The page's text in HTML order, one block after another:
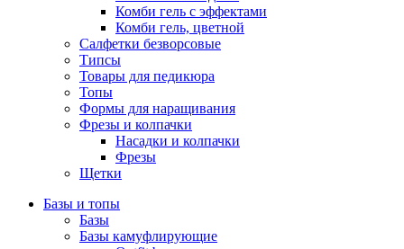
Комби гель с эффектами
Комби гель, цветной
Салфетки безворсовые
Типсы
Товары для педикюра
Топы
Формы для наращивания
Фрезы и колпачки
Насадки и колпачки
Фрезы
Щетки
Базы и топы
Базы
Базы камуфлирующие